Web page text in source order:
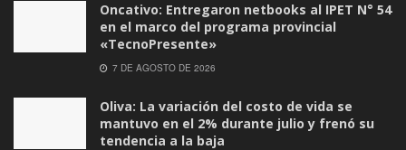
Oncativo: Entregaron netbooks al IPET N° 54
en el marco del programa provincial
«TecnoPresente»
7 DE AGOSTO DE 2026
Oliva: La variación del costo de vida se
mantuvo en el 2% durante julio y frenó su
tendencia a la baja